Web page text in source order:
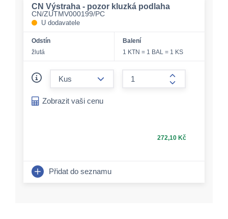
CN Výstraha - pozor kluzká podlaha
CN/ZUTMV000199/PC
U dodavatele
Odstín
žlutá
Balení
1 KTN = 1 BAL = 1 KS
form.increase-
Zobrazit vaši cenu
272,10 Kč
Přidat do seznamu